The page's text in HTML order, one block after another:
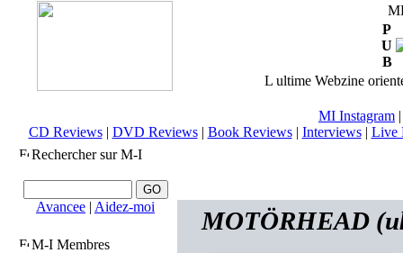
P
U
B
L ultime Webzine
MI Instagram
CD Reviews| DVD Reviews| Book Reviews| Interviews| Live
Rechercher sur M-I
Avancee | Aidez-moi
M-I Membres
MOTÖRHEAD